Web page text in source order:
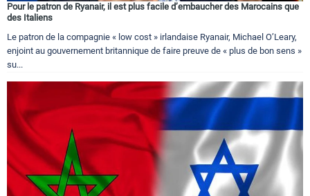
Pour le patron de Ryanair, il est plus facile d’embaucher des Marocains que
des Italiens
Le patron de la compagnie « low cost » irlandaise Ryanair, Michael O’Leary,
enjoint au gouvernement britannique de faire preuve de « plus de bon sens »
su...